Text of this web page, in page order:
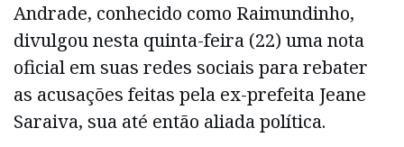
Andrade, conhecido como Raimundinho,
divulgou nesta quinta-feira (22) uma nota
oficial em suas redes sociais para rebater
as acusações feitas pela ex-prefeita Jeane
Saraiva, sua até então aliada política.